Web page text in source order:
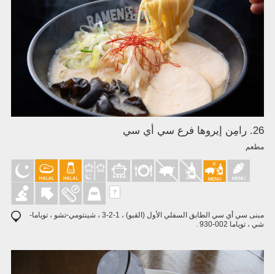
26. رامِن إيروها فرع سي أي سي
مطعم
?
مبنى سي أي سي الطابق السفلي الأول (القبو) ، 1-2-3 ، شينتومي-تشو ، توياما-
شي ، توياما 002-930 .